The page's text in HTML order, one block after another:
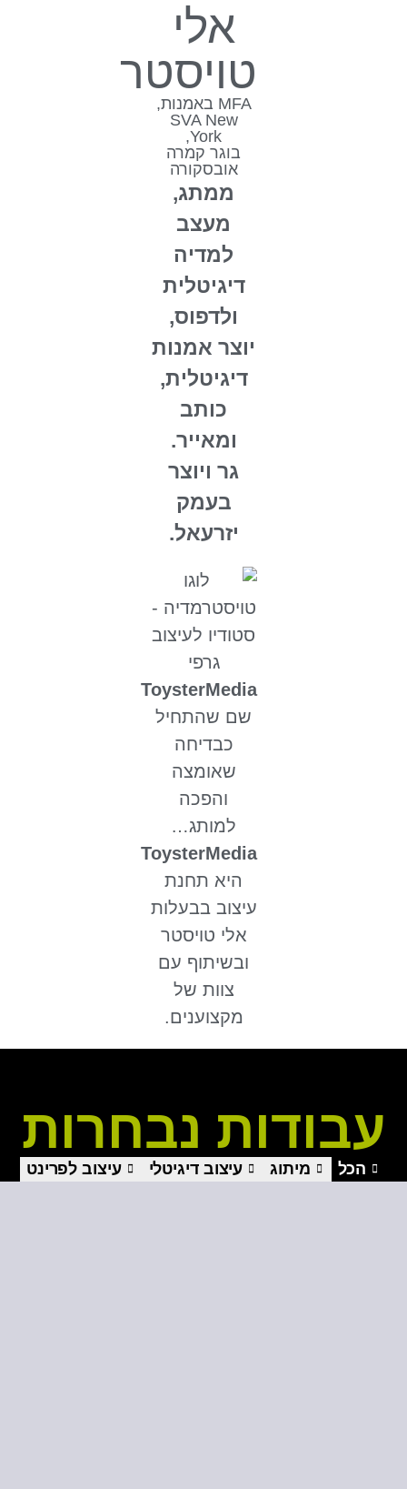
אלי
טויסטר
MFA באמנות,
SVA New
York,
בוגר קמרה
אובסקורה
ממתג,
מעצב
למדיה
דיגיטלית
ולדפוס,
יוצר אמנות
דיגיטלית,
כותב
ומאייר.
גר ויוצר
בעמק
יזרעאל.
ToysterMedia
שם שהתחיל
כבדיחה
שאומצה
והפכה
למותג…
ToysterMedia
היא תחנת
עיצוב בבעלות
אלי טויסטר
ובשיתוף עם
צוות של
מקצוענים.
עבודות נבחרות
הכל מיתוג עיצוב דיגיטלי עיצוב לפרינט